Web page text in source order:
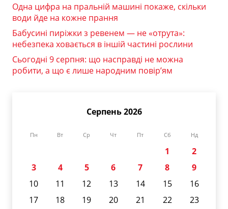
Одна цифра на пральній машині покаже, скільки
води йде на кожне прання
Бабусині пиріжки з ревенем — не «отрута»:
небезпека ховається в іншій частині рослини
Сьогодні 9 серпня: що насправді не можна
робити, а що є лише народним повір’ям
Серпень 2026
Пн Вт Ср Чт Пт Сб Нд
1
2
3
4 5 6 7 8
9
10
11 12 13 14 15
16
17
18 19 20 21 22
23